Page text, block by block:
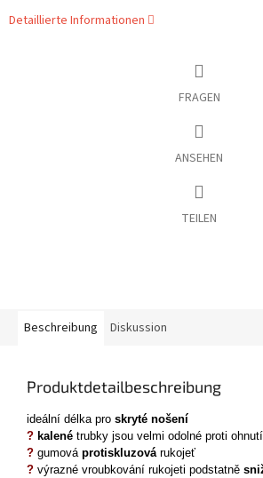
Detaillierte Informationen
FRAGEN
ANSEHEN
TEILEN
Beschreibung Diskussion
Produktdetailbeschreibung
ideální délka pro skryté nošení
? kalené trubky jsou velmi odolné proti ohnutí
? gumová protiskluzová rukojeť
? výrazné vroubkování rukojeti podstatně